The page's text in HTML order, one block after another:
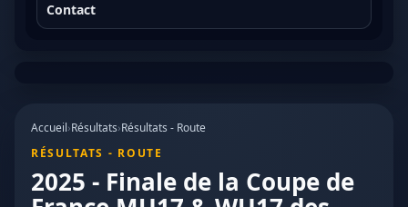
Contact
Accueil›Résultats›Résultats - Route
RÉSULTATS - ROUTE
2025 - Finale de la Coupe de